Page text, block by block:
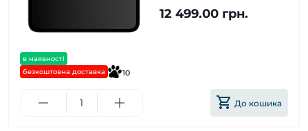
в наявності
безкоштовна доставка
10
12 499.00 грн.
До кошика